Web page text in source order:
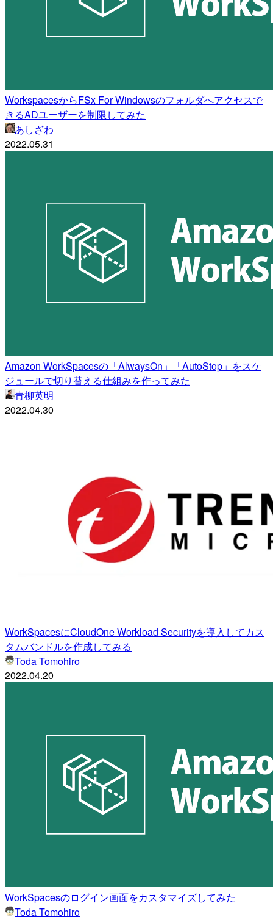
WorkspacesからFSx For Windowsのフォルダへアクセスで
きるADユーザーを制限してみた
あしざわ
2022.05.31
Amazon WorkSpacesの「AlwaysOn」「AutoStop」をスケ
ジュールで切り替える仕組みを作ってみた
青柳英明
2022.04.30
WorkSpacesにCloudOne Workload Securityを導入してカス
タムバンドルを作成してみる
Toda Tomohiro
2022.04.20
WorkSpacesのログイン画面をカスタマイズしてみた
Toda Tomohiro